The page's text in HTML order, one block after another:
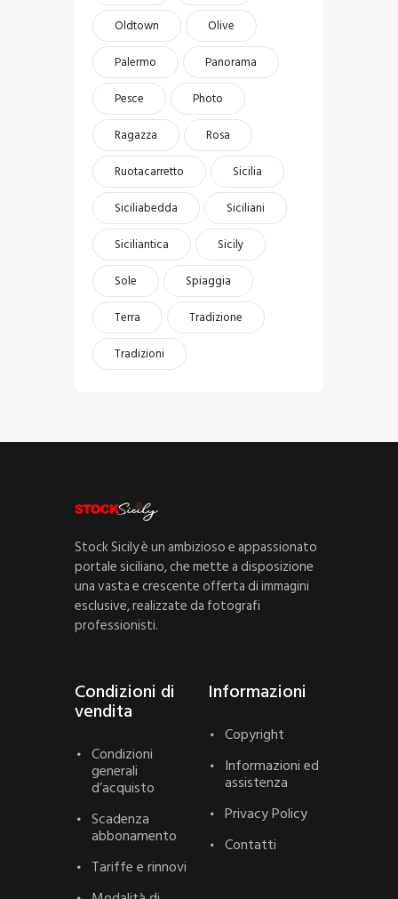
Oldtown
Olive
Palermo
Panorama
Pesce
Photo
Ragazza
Rosa
Ruotacarretto
Sicilia
Siciliabedda
Siciliani
Siciliantica
Sicily
Sole
Spiaggia
Terra
Tradizione
Tradizioni
Stock Sicily è un ambizioso e appassionato
portale siciliano, che mette a disposizione
una vasta e crescente offerta di immagini
esclusive, realizzate da fotografi
professionisti.
Condizioni di
vendita
Condizioni
generali
d’acquisto
Scadenza
abbonamento
Tariffe e rinnovi
Informazioni
Copyright
Informazioni ed
assistenza
Privacy Policy
Contatti